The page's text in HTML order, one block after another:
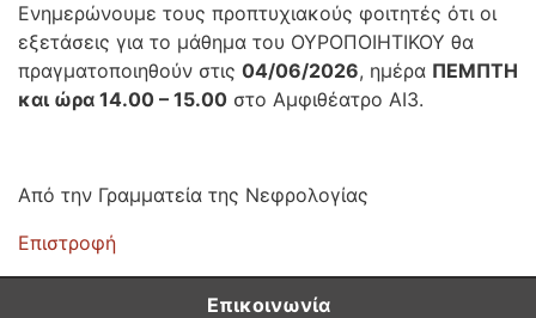
Ενημερώνουμε τους προπτυχιακούς φοιτητές ότι οι
εξετάσεις για το μάθημα του ΟΥΡΟΠΟΙΗΤΙΚΟΥ θα
πραγματοποιηθούν στις 04/06/2026, ημέρα ΠΕΜΠΤΗ
και ώρα 14.00 – 15.00 στο Αμφιθέατρο ΑΙ3.
Από την Γραμματεία της Νεφρολογίας
Επιστροφή
Επικοινωνία